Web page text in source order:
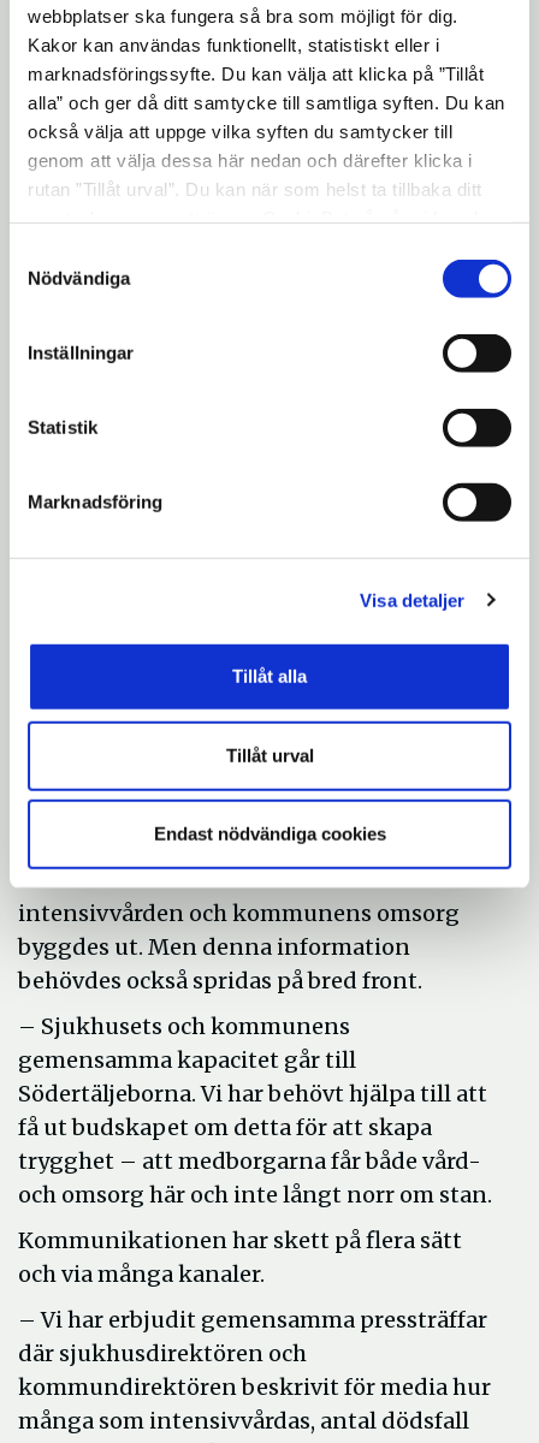
webbplatser ska fungera så bra som möjligt för dig.
Kakor kan användas funktionellt, statistiskt eller i
marknadsföringssyfte. Du kan välja att klicka på ”Tillåt
alla” och ger då ditt samtycke till samtliga syften. Du kan
också välja att uppge vilka syften du samtycker till
genom att välja dessa här nedan och därefter klicka i
rutan ”Tillåt urval”. Du kan när som helst ta tillbaka ditt
"Visa detaljer" kan du läsa om hur kakorna används och
hur vi och våra leverantörer inhämtar och behandlar
Nödvändiga
Inställningar
Statistik
Marknadsföring
Visa detaljer
Tillåt alla
Tillåt urval
Endast nödvändiga cookies
verksamhet.
Inköpsavdelningarna i kommun och på
sjukhuset har även samverkat för att köpa
in skyddsutrustning.
Kommunikatör har lånats
ut till sjukhuset
Inte långt efter att coronaviruset hade
sjukhuspersonalen inom kommunikation
av sjukdom. Södertälje sjukhus riskerade
krissituationer tjänar kommunikation en
ryktesspridning bland medborgarna. Då
lånade kommunen raskt ut Rodolfo Alvarez,
kommunikationsansvarig på kultur- och
fritidskontoret.
intensivvården och kommunens omsorg
byggdes ut. Men denna information
behövdes också spridas på bred front.
– Sjukhusets och kommunens
gemensamma kapacitet går till
Södertäljeborna. Vi har behövt hjälpa till att
få ut budskapet om detta för att skapa
trygghet – att medborgarna får både vård-
och omsorg här och inte långt norr om stan.
Kommunikationen har skett på flera sätt
och via många kanaler.
– Vi har erbjudit gemensamma pressträffar
där sjukhusdirektören och
kommundirektören beskrivit för media hur
många som intensivvårdas, antal dödsfall